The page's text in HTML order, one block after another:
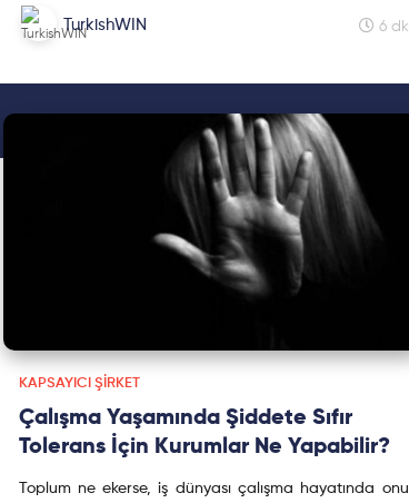
düzenlediği k...
TurkishWIN 6 dk
KAPSAYICI ŞIRKET
Çalışma Yaşamında Şiddete Sıfır
Tolerans İçin Kurumlar Ne Yapabilir?
Toplum ne ekerse, iş dünyası çalışma hayatında onu